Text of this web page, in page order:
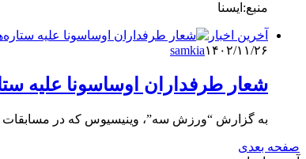
منبع:ایسنا
آخرین اخبار
samkia۱۴۰۲/۱۱/۲۶
شعار طرفداران اوساسونا علیه
به گزارش “ورزش سه”، وینیسیوس که در مسابقات
صفحه بعدی